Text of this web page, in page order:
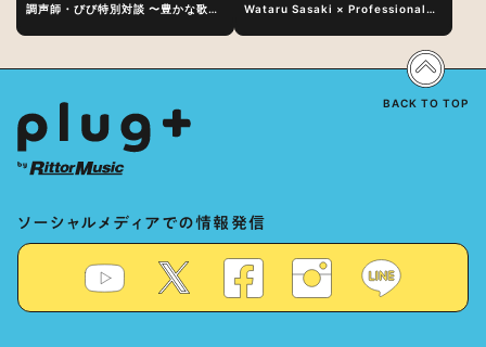
調声師・びび特別対談 〜豊かな歌声
Wataru Sasaki × Professional
Vocal Expression Lies in “Love
for the singing characters” and
ソーシャルメディアでの情報発信
BACK TO TOP